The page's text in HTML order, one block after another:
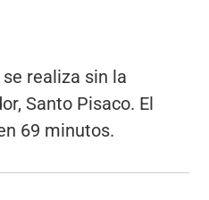
realiza sin la
Santo Pisaco. El
69 minutos.